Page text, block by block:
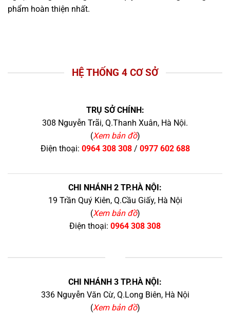
phẩm hoàn thiện nhất.
HỆ THỐNG 4 CƠ SỞ
TRỤ SỞ CHÍNH:
308 Nguyễn Trãi, Q.Thanh Xuân, Hà Nội.
(Xem bản đồ)
Điện thoại: 0964 308 308/ 0977 602 688
CHI NHÁNH 2 TP.HÀ NỘI:
19 Trần Quý Kiên, Q.Cầu Giấy, Hà Nội
(Xem bản đồ)
Điện thoại: 0964 308 308
CHI NHÁNH 3 TP.HÀ NỘI:
336 Nguyễn Văn Cừ, Q.Long Biên, Hà Nội
(Xem bản đồ)